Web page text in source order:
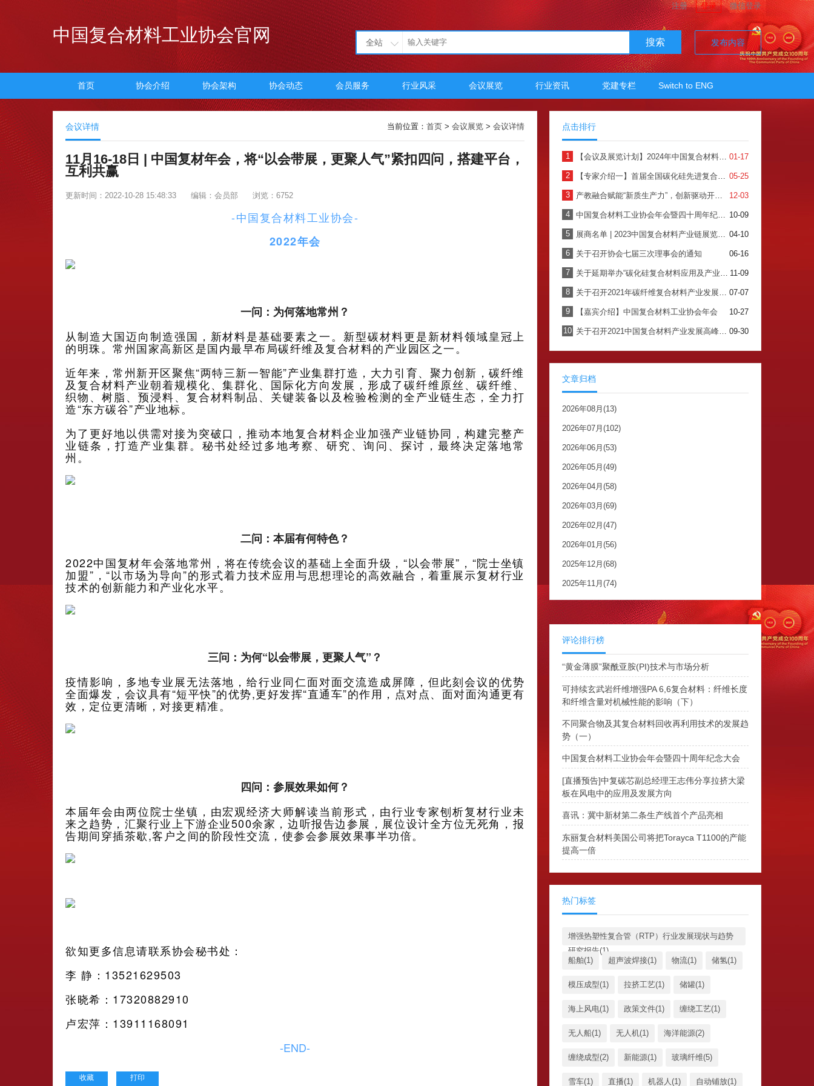
注册 登录 微信登录
中国复合材料工业协会官网 全站 搜索 发布内容
首页 协会介绍 协会架构 协会动态 会员服务 行业风采 会议展览 行业资讯 党建专栏 Switch to ENG
会议详情 当前位置： 首页 > 会议展览 > 会议详情
11月16-18日 | 中国复材年会，将“以会带展，更聚人气”紧扣四问，搭建平台，
互利共赢
更新时间：2022-10-28 15:48:33 编辑：会员部 浏览：6752
-中国复合材料工业协会-
2022年会
一问：为何落地常州？
从制造大国迈向制造强国，新材料是基础要素之一。新型碳材料更是新材料领域皇冠上
的明珠。常州国家高新区是国内最早布局碳纤维及复合材料的产业园区之一。
近年来，常州新开区聚焦“两特三新一智能”产业集群打造，大力引育、聚力创新，碳纤维
及复合材料产业朝着规模化、集群化、国际化方向发展，形成了碳纤维原丝、碳纤维、
织物、树脂、预浸料、复合材料制品、关键装备以及检验检测的全产业链生态，全力打
造“东方碳谷”产业地标。
为了更好地以供需对接为突破口，推动本地复合材料企业加强产业链协同，构建完整产
业链条，打造产业集群。秘书处经过多地考察、研究、询问、探讨，最终决定落地常
州。
二问：本届有何特色？
2022中国复材年会落地常州，将在传统会议的基础上全面升级，“以会带展”，“院士坐镇
加盟”，“以市场为导向”的形式着力技术应用与思想理论的高效融合，着重展示复材行业
技术的创新能力和产业化水平。
三问：为何“以会带展，更聚人气”？
疫情影响，多地专业展无法落地，给行业同仁面对面交流造成屏障，但此刻会议的优势
全面爆发，会议具有“短平快”的优势,更好发挥“直通车”的作用，点对点、面对面沟通更有
效，定位更清晰，对接更精准。
四问：参展效果如何？
本届年会由两位院士坐镇，由宏观经济大师解读当前形式，由行业专家刨析复材行业未
来之趋势，汇聚行业上下游企业500余家，边听报告边参展，展位设计全方位无死角，报
告期间穿插茶歇,客户之间的阶段性交流，使参会参展效果事半功倍。
欲知更多信息请联系协会秘书处：
李 静：13521629503
张晓希：17320882910
卢宏萍：13911168091
-END-
收藏 打印
点击排行
1 01-17
【会议及展览计划】2024年中国复合材料工业协会
2 05-25
【专家介绍一】首届全国碳化硅先进复合材料产业发展高端论坛暨产品展示会
3 12-03
产教融合赋能“新质生产力”，创新驱动开创复材新时代——2024年中国复合材料行业年会暨四十周年纪念大会圆满召开
4 10-09
中国复合材料工业协会年会暨四十周年纪念大会
5 04-10
展商名单 | 2023中国复合材料产业链展览会全面启动，快来看看有哪些企业吧！
6 06-16
关于召开协会七届三次理事会的通知
7 11-09
关于延期举办“碳化硅复合材料应用及产业发展论坛”的通知
8 07-07
关于召开2021年碳纤维复合材料产业发展论坛暨中国复合材料工业协会碳纤维复合材料专委会换届会议的通知
9 10-27
【嘉宾介绍】中国复合材料工业协会年会
10 09-30
关于召开2021中国复合材料产业发展高峰论坛暨中国复合材料工业协会年会的通知
文章归档
2026年08月(13)
2026年07月(102)
2026年06月(53)
2026年05月(49)
2026年04月(58)
2026年03月(69)
2026年02月(47)
2026年01月(56)
2025年12月(68)
2025年11月(74)
评论排行榜
“黄金薄膜”聚酰亚胺(PI)技术与市场分析
可持续玄武岩纤维增强PA 6,6复合材料：纤维长度
和纤维含量对机械性能的影响（下）
不同聚合物及其复合材料回收再利用技术的发展趋
势（一）
中国复合材料工业协会年会暨四十周年纪念大会
[直播预告]中复碳芯副总经理王志伟分享拉挤大梁
板在风电中的应用及发展方向
喜讯：冀中新材第二条生产线首个产品亮相
东丽复合材料美国公司将把Torayca T1100的产能
提高一倍
热门标签
增强热塑性复合管（RTP）行业发展现状与趋势
研究报告(1)
船舶(1)
超声波焊接(1) 物流(1) 储氢(1)
模压成型(1) 拉挤工艺(1) 储罐(1)
海上风电(1) 政策文件(1) 缠绕工艺(1)
无人船(1) 无人机(1) 海洋能源(2)
缠绕成型(2) 新能源(1) 玻璃纤维(5)
雪车(1) 直播(1) 机器人(1) 自动铺放(1)